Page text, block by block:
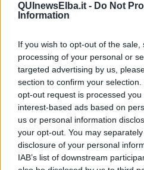
QUInewsElba.it - Do Not
Information
If you wish to opt-out of the
processing of your personal or
targeted advertising by us,
section to confirm your
opt-out request is processed
interest-based ads based on
us or personal information
your opt-out. You may
disclosure of your personal
IAB’s list of downstream
A volte sembra di vedere un
raccontato da Kubrick, che
fragilità di un’epoca, dove anche il
pietra, sembra essere sul punto di
primitiva e tornare a confondersi
Riccardo Ferrucci
Se vuoi leggere le notizie principali